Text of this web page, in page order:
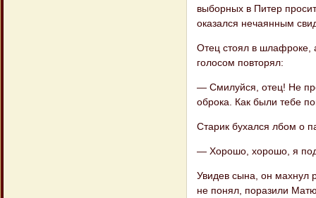
выборных в Питер
оказался нечаянным
Отец стоял в шлафроке,
голосом повторял:
— Смилуйся, отец! Не
оброка. Как были тебе
Старик бухался лбом о
— Хорошо, хорошо, я
Увидев сына, он махнул
не понял, поразили